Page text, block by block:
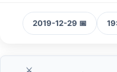
📅 2019-12-29